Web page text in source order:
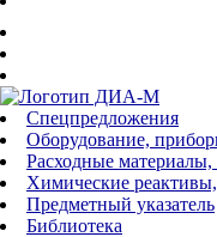
Спецпредложения
Оборудование,
Расходные материалы,
Химические
Предметный указатель
Библиотека